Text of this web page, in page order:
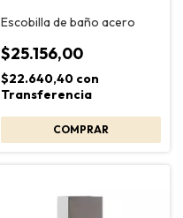
Escobilla de baño acero
$25.156,00
$22.640,40 con
Transferencia